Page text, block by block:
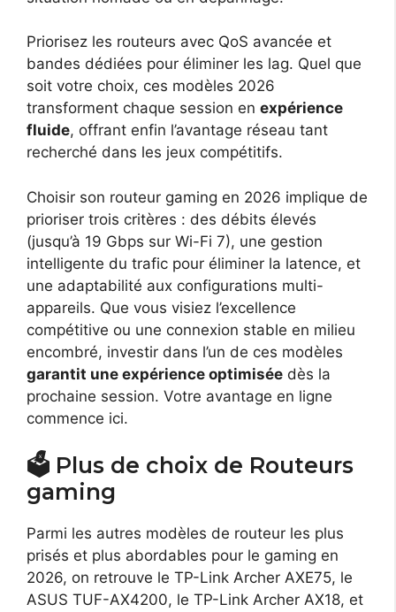
Priorisez les routeurs avec QoS avancée et
bandes dédiées pour éliminer les lag. Quel que
soit votre choix, ces modèles 2026
transforment chaque session en expérience
fluide, offrant enfin l’avantage réseau tant
recherché dans les jeux compétitifs.
Choisir son routeur gaming en 2026 implique de
prioriser trois critères : des débits élevés
(jusqu’à 19 Gbps sur Wi-Fi 7), une gestion
intelligente du trafic pour éliminer la latence, et
une adaptabilité aux configurations multi-
appareils. Que vous visiez l’excellence
compétitive ou une connexion stable en milieu
encombré, investir dans l’un de ces modèles
garantit une expérience optimisée dès la
prochaine session. Votre avantage en ligne
commence ici.
🗳️ Plus de choix de Routeurs
gaming
Parmi les autres modèles de routeur les plus
prisés et plus abordables pour le gaming en
2026, on retrouve le TP-Link Archer AXE75, le
ASUS TUF-AX4200, le TP-Link Archer AX18, et